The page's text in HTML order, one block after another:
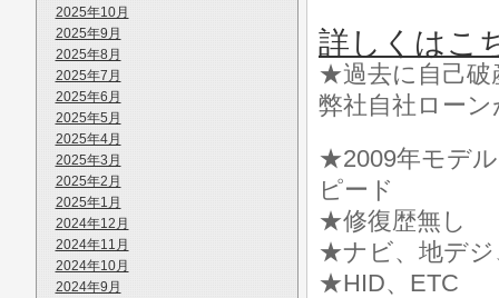
2025年10月
2025年9月
2025年8月
2025年7月
2025年6月
2025年5月
2025年4月
2025年3月
2025年2月
2025年1月
2024年12月
2024年11月
2024年10月
2024年9月
詳しくはこ
★過去に自己破
弊社自社ロー
★2009年モデ
ピード
★修復歴無し
★ナビ、地デ
★HID、ETC